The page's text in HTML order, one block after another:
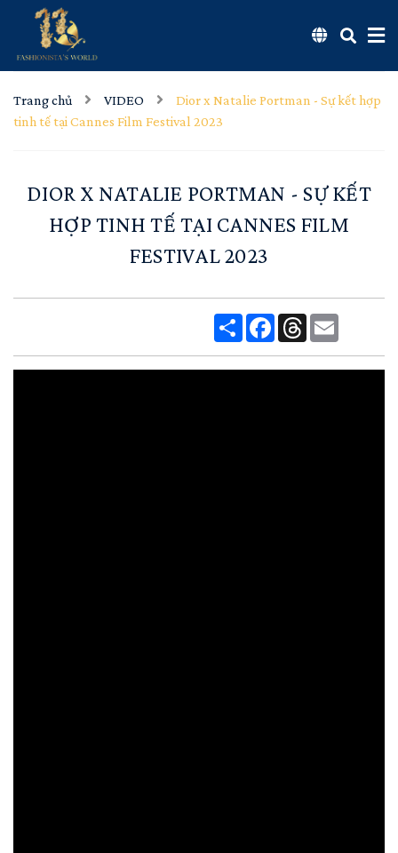
Trang chủ VIDEO
Dior x Natalie Portman - Sự kết hợp
tinh tế tại Cannes Film Festival 2023
DIOR X NATALIE PORTMAN - SỰ KẾT
HỢP TINH TẾ TẠI CANNES FILM
FESTIVAL 2023
Share Facebook
Threads